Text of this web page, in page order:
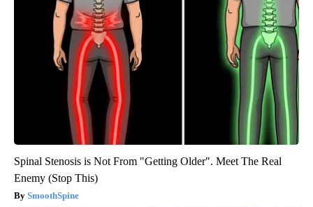
Spinal Stenosis is Not From "Getting Older". Meet The Real
Enemy (Stop This)
SmoothSpine